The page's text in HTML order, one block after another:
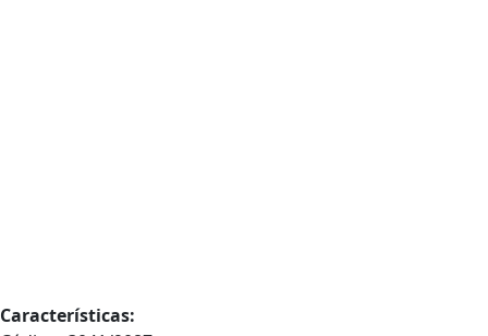
Características: